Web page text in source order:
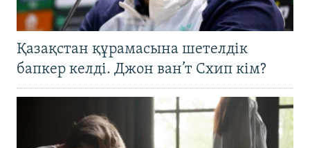
Қазақстан құрамасына шетелдік
бапкер келді. Джон ван’т Схип кім?